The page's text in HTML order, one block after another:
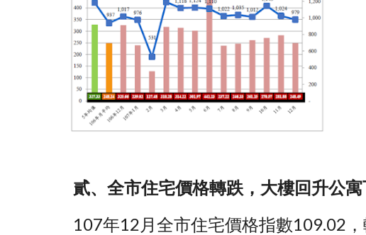
貳、全市住宅價格轉跌，大樓回升公
107年12月全市住宅價格指數109.02